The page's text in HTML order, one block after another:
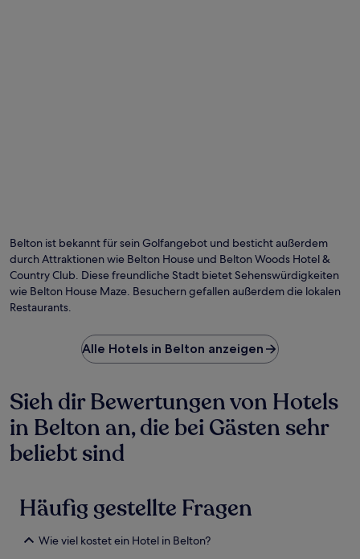
Belton ist bekannt für sein Golfangebot und besticht außerdem
durch Attraktionen wie Belton House und Belton Woods Hotel &
Country Club. Diese freundliche Stadt bietet Sehenswürdigkeiten
wie Belton House Maze. Besuchern gefallen außerdem die lokalen
Restaurants.
Alle Hotels in Belton anzeigen
Sieh dir Bewertungen von Hotels
in Belton an, die bei Gästen sehr
beliebt sind
Häufig gestellte Fragen
Wie viel kostet ein Hotel in Belton?